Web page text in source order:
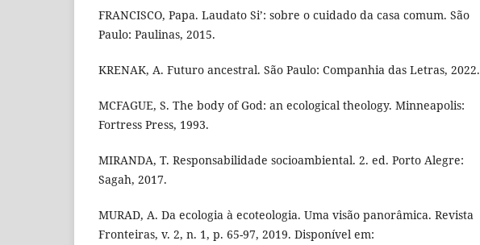
FRANCISCO, Papa. Laudato Si’: sobre o cuidado da casa comum. São
Paulo: Paulinas, 2015.
KRENAK, A. Futuro ancestral. São Paulo: Companhia das Letras, 2022.
MCFAGUE, S. The body of God: an ecological theology. Minneapolis:
Fortress Press, 1993.
MIRANDA, T. Responsabilidade socioambiental. 2. ed. Porto Alegre:
Sagah, 2017.
MURAD, A. Da ecologia à ecoteologia. Uma visão panorâmica. Revista
Fronteiras, v. 2, n. 1, p. 65-97, 2019. Disponível em: